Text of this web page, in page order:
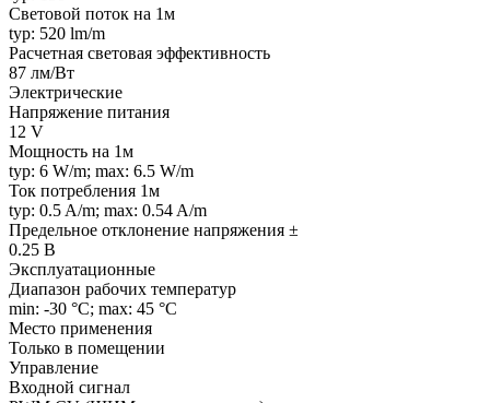
Световой поток на 1м
typ: 520 lm/m
Расчетная световая эффективность
87 лм/Вт
Электрические
Напряжение питания
12 V
Мощность на 1м
typ: 6 W/m; max: 6.5 W/m
Ток потребления 1м
typ: 0.5 A/m; max: 0.54 A/m
Предельное отклонение напряжения ±
0.25 В
Эксплуатационные
Диапазон рабочих температур
min: -30 °C; max: 45 °C
Место применения
Только в помещении
Управление
Входной сигнал